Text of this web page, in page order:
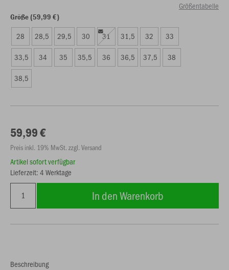
Größentabelle
Größe (59,99 €)
28 28,5 29,5 30 31 31,5 32 33
33,5 34 35 35,5 36 36,5 37,5 38
38,5
59,99 €
Preis inkl. 19% MwSt. zzgl. Versand
Artikel sofort verfügbar
Lieferzeit: 4 Werktage
In den Warenkorb
Beschreibung